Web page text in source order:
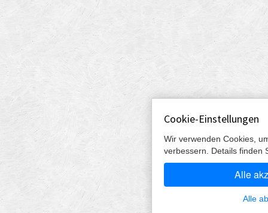
Cookie-Einstellungen
Wir verwenden Cookies,
verbessern. Details finden
Alle
Alle